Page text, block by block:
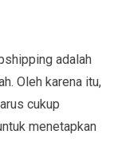
adalah
Oleh karena itu,
cukup
menetapkan